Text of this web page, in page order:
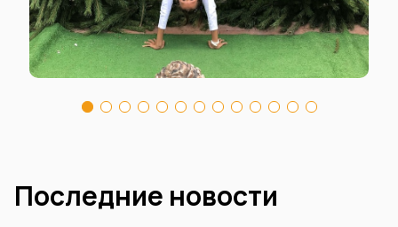
Последние новости